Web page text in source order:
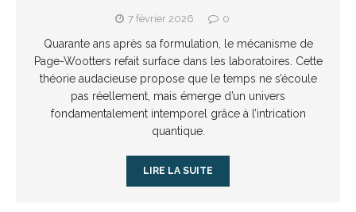
7 février 2026 0
Quarante ans après sa formulation, le mécanisme de
Page-Wootters refait surface dans les laboratoires. Cette
théorie audacieuse propose que le temps ne s’écoule
pas réellement, mais émerge d’un univers
fondamentalement intemporel grâce à l’intrication
quantique.
LIRE LA SUITE